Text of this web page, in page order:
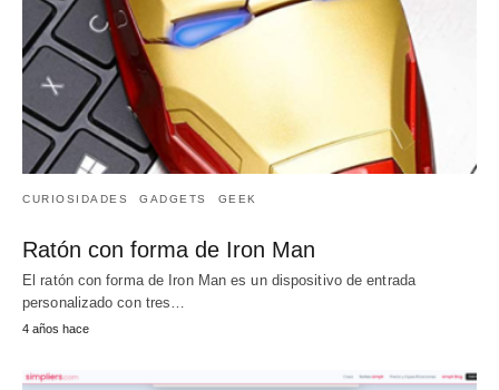
CURIOSIDADES GADGETS GEEK
Ratón con forma de Iron Man
El ratón con forma de Iron Man es un dispositivo de entrada
personalizado con tres…
4 años hace